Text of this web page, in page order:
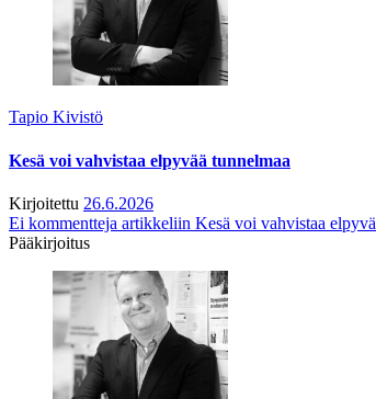
Tapio Kivistö
Kesä voi vahvistaa elpyvää tunnelmaa
Kirjoitettu 26.6.2026
Ei kommentteja artikkeliin Kesä voi vahvistaa
Pääkirjoitus